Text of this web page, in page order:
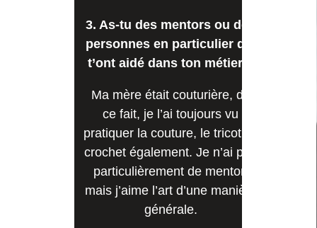
3. As-tu des mentors ou des
personnes en particulier qui
t’ont aidé dans ton métier ?
Ma mère était couturière, de
ce fait, je l’ai toujours vu
pratiquer la couture, le tricot, le
crochet également. Je n’ai pas
particulièrement de mentor,
mais j’aime l’art d’une manière
générale.